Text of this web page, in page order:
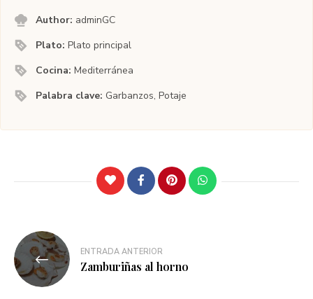
Author: adminGC
Plato:Plato principal
Cocina:Mediterránea
Palabra clave: Garbanzos, Potaje
Navegación
de
entradas
ENTRADA ANTERIOR
Zamburiñas al horno